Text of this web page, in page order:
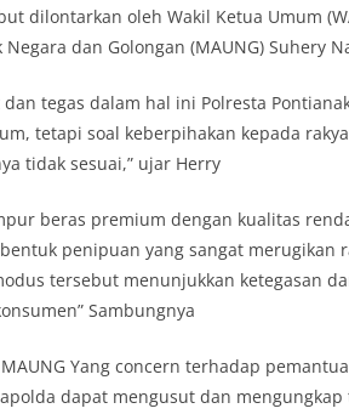
dilontarkan oleh Wakil Ketua Umum
dan Golongan (MAUNG) Suhery
dan tegas dalam hal ini Polresta
tetapi soal keberpihakan kepada
tidak sesuai,” ujar Herry
beras premium dengan kualitas
penipuan yang sangat merugikan
tersebut menunjukkan ketegasan
Sambungnya
Yang concern terhadap
dapat mengusut dan